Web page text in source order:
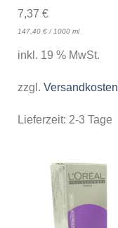
7,37 €
147,40 €/ 1000 ml
inkl. 19 % MwSt.
zzgl. Versandkosten
Lieferzeit: 2-3 Tage